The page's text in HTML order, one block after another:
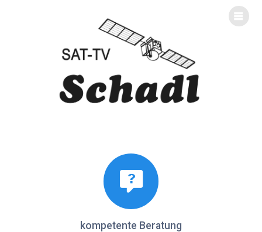
kompetente Beratung